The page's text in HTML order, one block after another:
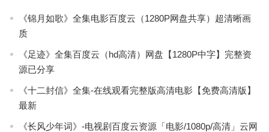
《锦月如歌》全集电影百度云（1280P网盘共享）超清晰画
质
《足迹》全集百度云（hd高清）网盘【1280P中字】完整资
源已分享
《十二封信》全集-在线观看完整版高清电影【免费高清版】
最新
《长风少年词》-电视剧百度云资源「电影/1080p/高清」云网